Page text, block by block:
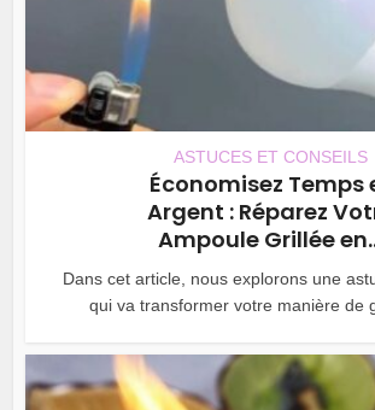
ASTUCES ET CONSEILS
Économisez Temps
Argent : Réparez
Ampoule Grillée
Dans cet article, nous explorons une
qui va transformer votre manière de